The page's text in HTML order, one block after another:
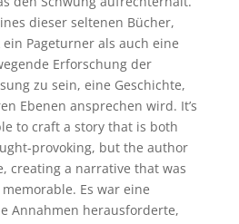
dieser seltenen Bücher,
Pageturner als auch eine
Erforschung der
zu sein, eine Geschichte,
Ebenen ansprechen wird. It’s
to craft a story that is both
provoking, but the author
creating a narrative that was
Es war eine
Annahmen herausforderte,